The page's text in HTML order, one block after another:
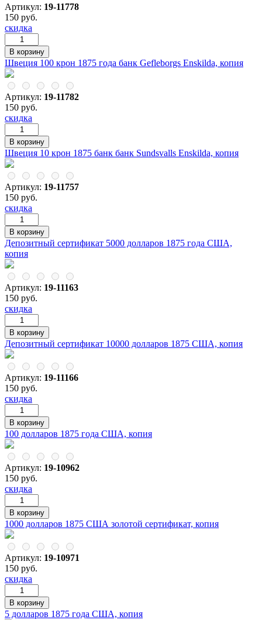
Артикул: 19-11778
150 руб.
скидка
Швеция 100 крон 1875 года банк Gefleborgs Enskilda, копия
Артикул: 19-11782
150 руб.
скидка
Швеция 10 крон 1875 банк банк Sundsvalls Enskilda, копия
Артикул: 19-11757
150 руб.
скидка
Депозитный сертификат 5000 долларов 1875 года США,
копия
Артикул: 19-11163
150 руб.
скидка
Депозитный сертификат 10000 долларов 1875 США, копия
Артикул: 19-11166
150 руб.
скидка
100 долларов 1875 года США, копия
Артикул: 19-10962
150 руб.
скидка
1000 долларов 1875 США золотой сертификат, копия
Артикул: 19-10971
150 руб.
скидка
5 долларов 1875 года США, копия